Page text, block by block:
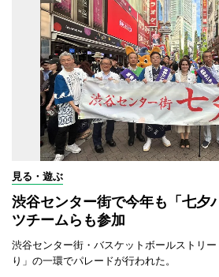
見る・遊ぶ
渋谷センター街で今年も「七
ツチームらも参加
渋谷センター街・バスケットボールストリ
り」の一環でパレードが行われた。